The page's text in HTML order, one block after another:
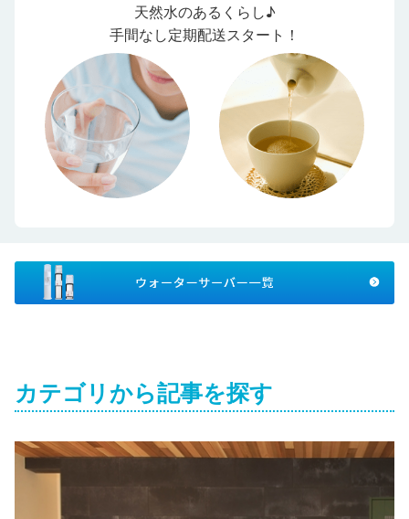
天然水のあるくらし♪
手間なし定期配送スタート！
カテゴリから記事を探す